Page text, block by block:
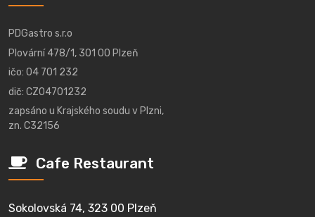
PDGastro s.r.o
Plovární 478/1, 301 00 Plzeň
ičo: 04 701 232
dič: CZ04701232
zapsáno u Krajského soudu v Plzni,
zn. C32156
Cafe Restaurant
Sokolovská 74, 323 00 Plzeň